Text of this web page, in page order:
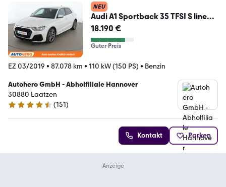
NEU
Audi A1 Sportback 35 TFSI S line
Aut.*TEMPO*PDC*SHZ*
18.190 €
Guter Preis
EZ 03/2019 • 87.078 km • 110 kW (150 PS) • Benzin
Autohero GmbH - Abholfiliale Hannover
30880 Laatzen
4.7 Sterne
(151)
Kontakt Parken